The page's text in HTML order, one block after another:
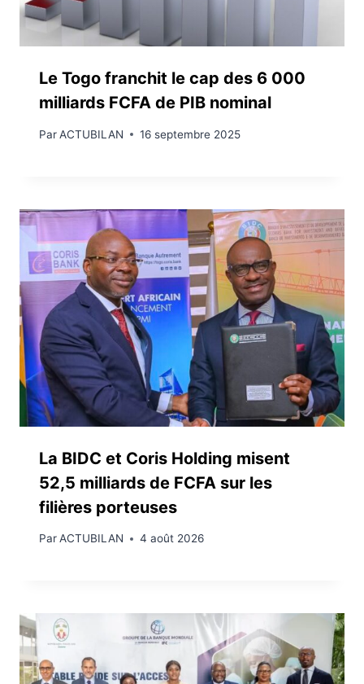
Le Togo franchit le cap des 6 000
milliards FCFA de PIB nominal
ParACTUBILAN 16 septembre 2025
La BIDC et Coris Holding misent
52,5 milliards de FCFA sur les
filières porteuses
ParACTUBILAN 4 août 2026